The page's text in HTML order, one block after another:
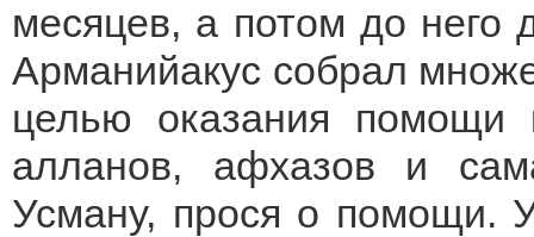
месяцев, а потом до него
Арманийакус собрал
целью оказания помощи
алланов, афхазов и
Усману, прося о помощи.